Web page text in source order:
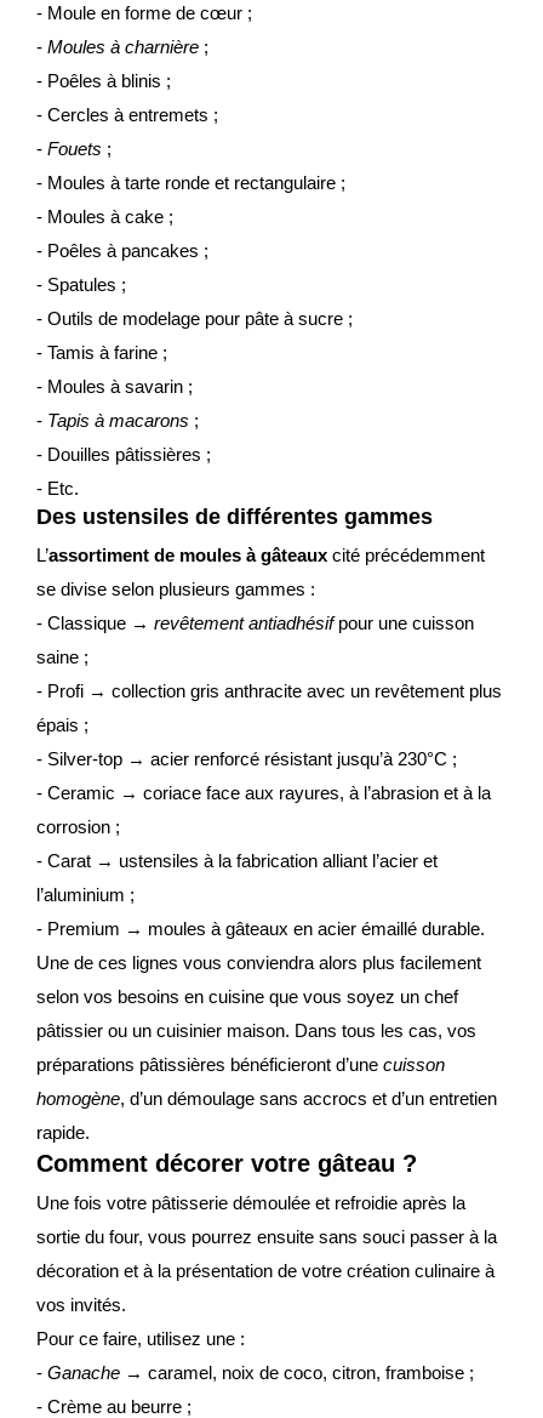
- Moule en forme de cœur ;
- Moules à charnière ;
- Poêles à blinis ;
- Cercles à entremets ;
- Fouets ;
- Moules à tarte ronde et rectangulaire ;
- Moules à cake ;
- Poêles à pancakes ;
- Spatules ;
- Outils de modelage pour pâte à sucre ;
- Tamis à farine ;
- Moules à savarin ;
- Tapis à macarons ;
- Douilles pâtissières ;
- Etc.
Des ustensiles de différentes gammes
L’assortiment de moules à gâteaux cité précédemment
se divise selon plusieurs gammes :
- Classique → revêtement antiadhésifpour une cuisson
saine ;
- Profi → collection gris anthracite avec un revêtement plus
épais ;
- Silver-top → acier renforcé résistant jusqu’à 230°C ;
- Ceramic → coriace face aux rayures, à l’abrasion et à la
corrosion ;
- Carat → ustensiles à la fabrication alliant l’acier et
l’aluminium ;
- Premium → moules à gâteaux en acier émaillé durable.
Une de ces lignes vous conviendra alors plus facilement
selon vos besoins en cuisine que vous soyez un chef
pâtissier ou un cuisinier maison. Dans tous les cas, vos
préparations pâtissières bénéficieront d’une cuisson
homogène, d’un démoulage sans accrocs et d’un entretien
rapide.
Comment décorer votre gâteau ?
Une fois votre pâtisserie démoulée et refroidie après la
sortie du four, vous pourrez ensuite sans souci passer à la
décoration et à la présentation de votre création culinaire à
vos invités.
Pour ce faire, utilisez une :
- Ganache → caramel, noix de coco, citron, framboise ;
- Crème au beurre ;